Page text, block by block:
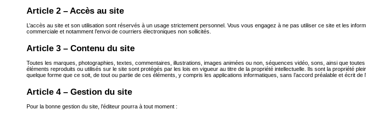
Article 2 – Accès au site
L’accès au site et son utilisation sont réservés à un usage strictement personnel. Vous vous engagez à ne pas utiliser ce site et les
commerciale et notamment l’envoi de courriers électroniques non sollicités.
Article 3 – Contenu du site
Toutes les marques, photographies, textes, commentaires, illustrations, images animées ou non, séquences vidéo, sons, ainsi que
éléments reproduits ou utilisés sur le site sont protégés par les lois en vigueur au titre de la propriété intellectuelle. Ils sont la propriété
quelque forme que ce soit, de tout ou partie de ces éléments, y compris les applications informatiques, sans l’accord préalable et écrit de
Article 4 – Gestion du site
Pour la bonne gestion du site, l’éditeur pourra à tout moment :